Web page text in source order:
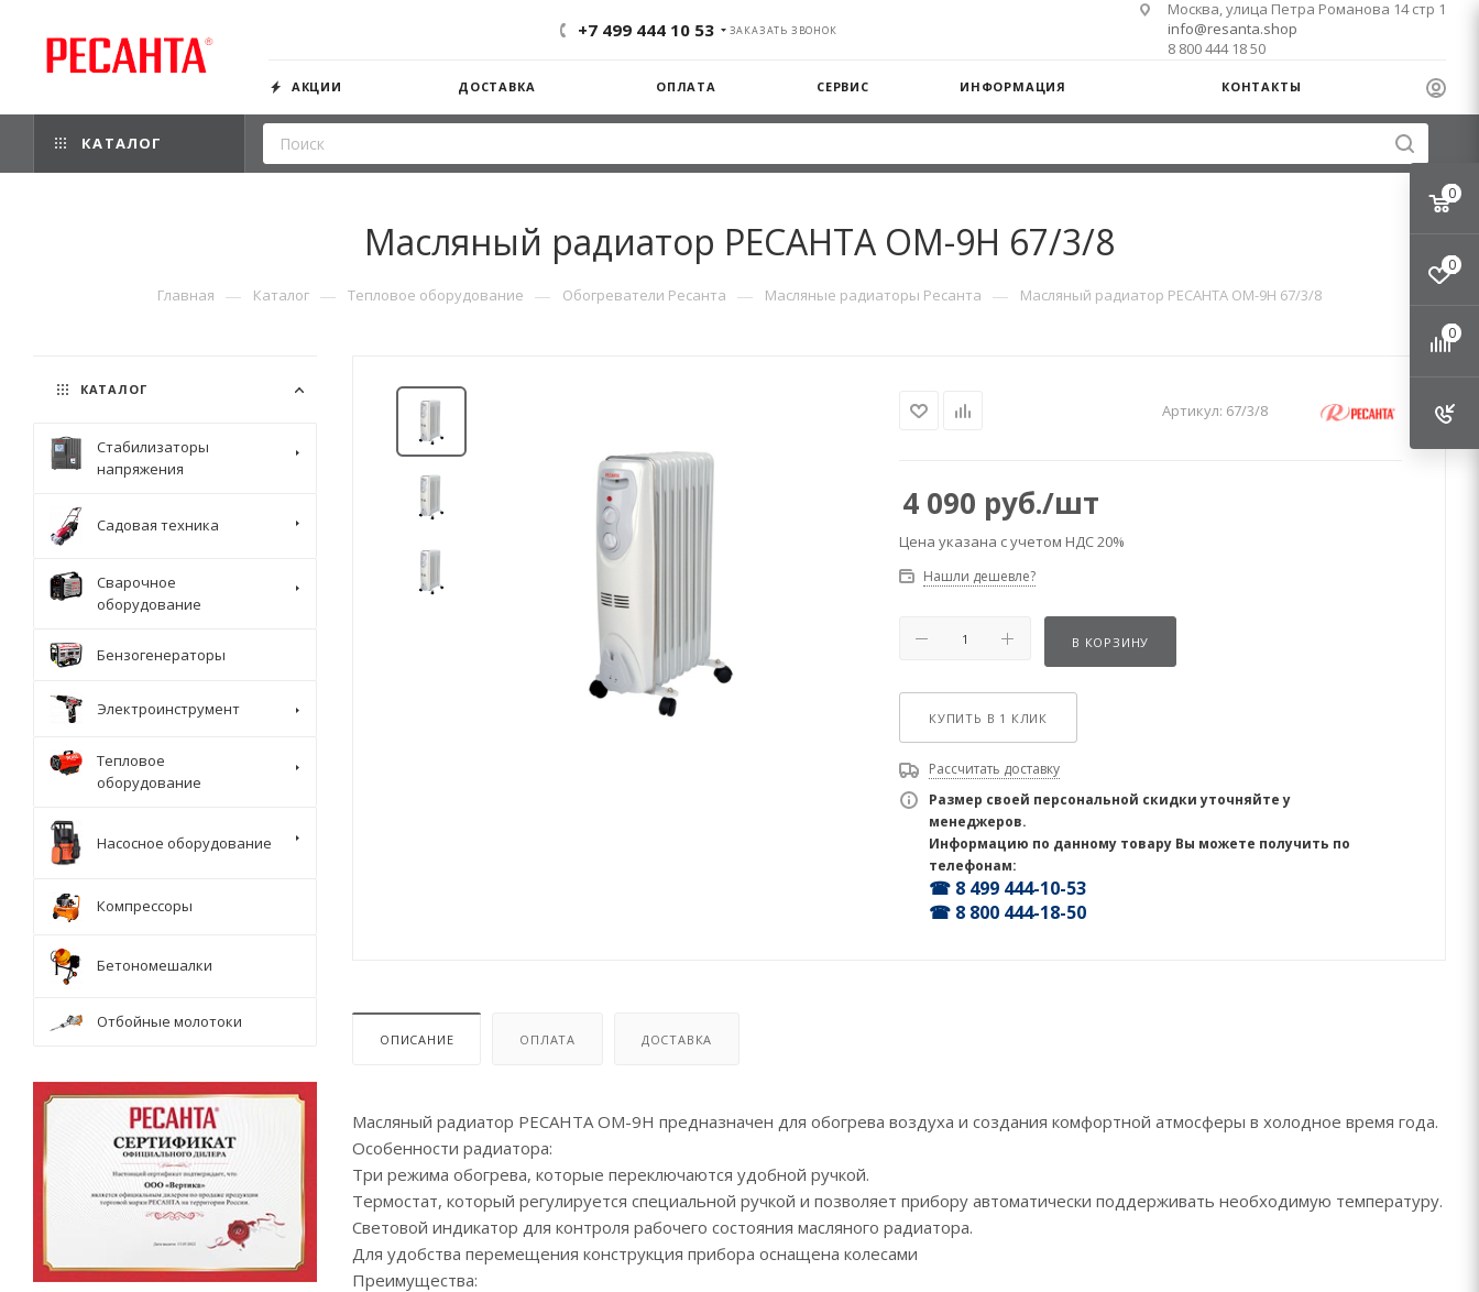
+7 499 444 10 53 ЗАКАЗАТЬ ЗВОНОК
Москва, улица Петра Романова 14 стр 1
info@resanta.shop
8 800 444 18 50
АКЦИИ ДОСТАВКА ОПЛАТА СЕРВИС ИНФОРМАЦИЯ КОНТАКТЫ
КАТАЛОГ
Масляный радиатор РЕСАНТА ОМ-9Н 67/3/8
Главная — Каталог — Тепловое оборудование — Обогреватели Ресанта — Масляные радиаторы Ресанта — Масляный радиатор РЕСАНТА ОМ-9Н 67/3/8
Артикул: 67/3/8
4 090 руб./шт
Цена указана с учетом НДС 20%
Нашли дешевле?
В КОРЗИНУ
КУПИТЬ В 1 КЛИК
Рассчитать доставку
Размер своей персональной скидки уточняйте у
менеджеров.
Информацию по данному товару Вы можете получить по
телефонам:
☎ 8 499 444-10-53
☎ 8 800 444-18-50
ОПИСАНИЕ ОПЛАТА ДОСТАВКА
Масляный радиатор РЕСАНТА ОМ-9Н предназначен для обогрева воздуха и создания комфортной атмосферы в холодное время года.
Особенности радиатора:
Три режима обогрева, которые переключаются удобной ручкой.
Термостат, который регулируется специальной ручкой и позволяет прибору автоматически поддерживать необходимую температуру.
Световой индикатор для контроля рабочего состояния масляного радиатора.
Для удобства перемещения конструкция прибора оснащена колесами
Преимущества:
КАТАЛОГ
Стабилизаторы
напряжения
Садовая техника
Сварочное
оборудование
Бензогенераторы
Электроинструмент
Тепловое
оборудование
Насосное оборудование
Компрессоры
Бетономешалки
Отбойные молотоки
0
0
0